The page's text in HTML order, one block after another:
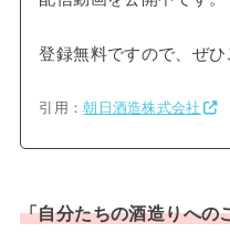
登録無料ですので、ぜひ
引用：朝日酒造株式会社
「自分たちの酒造りへの